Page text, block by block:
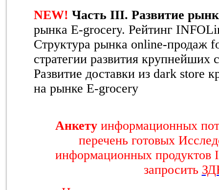
NEW! Часть III. Развитие
рынка E-grocery. Рейтинг
Структура рынка online-продаж
стратегии развития крупнейших
Развитие доставки из dark store
на рынке E-grocery
Анкету информационных
перечень готовых
информационных
запросить